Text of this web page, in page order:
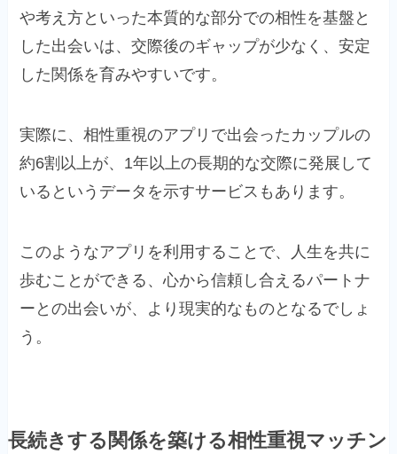
や考え方といった本質的な部分での相性を基盤と
した出会いは、交際後のギャップが少なく、安定
した関係を育みやすいです。
実際に、相性重視のアプリで出会ったカップルの
約6割以上が、1年以上の長期的な交際に発展して
いるというデータを示すサービスもあります。
このようなアプリを利用することで、人生を共に
歩むことができる、心から信頼し合えるパートナ
ーとの出会いが、より現実的なものとなるでしょ
う。
長続きする関係を築ける相性重視マッチン